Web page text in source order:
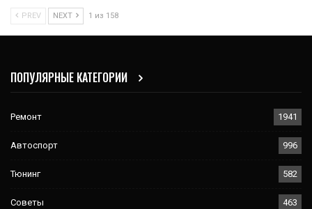
PREV NEXT 1 из 158
ПОПУЛЯРНЫЕ КАТЕГОРИИ
Ремонт 1941
Автоспорт 996
Тюнинг 582
Советы 463